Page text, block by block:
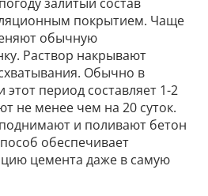
покрытием. Чаще
обычную
Раствор накрывают
Обычно в
период составляет 1-2
не менее чем на 20 суток.
и поливают бетон
обеспечивает
цемента даже в самую